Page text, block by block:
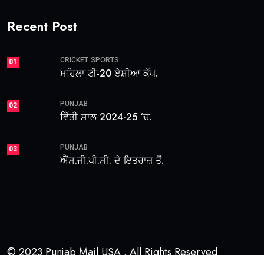
Recent Post
01 CRICKET SPORTS
ਮਹਿਲਾ ਟੀ-20 ਏਸ਼ੀਆ ਕੱਪ.
02 PUNJAB
ਵਿੱਤੀ ਸਾਲ 2024-25 ‘ਚ.
03 PUNJAB
ਐੱਸ.ਜੀ.ਪੀ.ਸੀ. ਦੇ ਇਤਰਾਜ਼ ਤੋਂ.
© 2023 Punjab Mail USA . All Rights Reserved